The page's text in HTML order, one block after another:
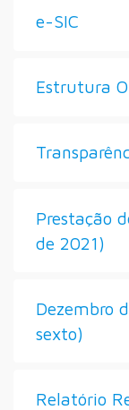
e-SIC
Estrutura
Prestação
de 2021)
Dezembro
sexto)
Relatório